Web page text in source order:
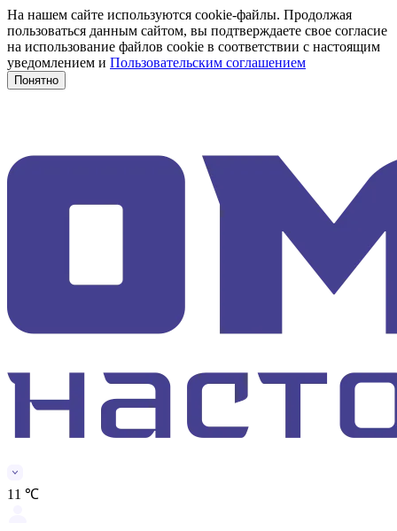
На нашем сайте используются cookie-файлы. Продолжая
пользоваться данным сайтом, вы подтверждаете свое согласие
на использование файлов cookie в соответствии с настоящим
уведомлением и Пользовательским соглашением
Понятно
11 ℃